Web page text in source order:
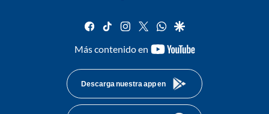
facebook
tiktok instagram
twitterwhatsapp
google
Más contenido en
youtube-
Descarga nuestra app en